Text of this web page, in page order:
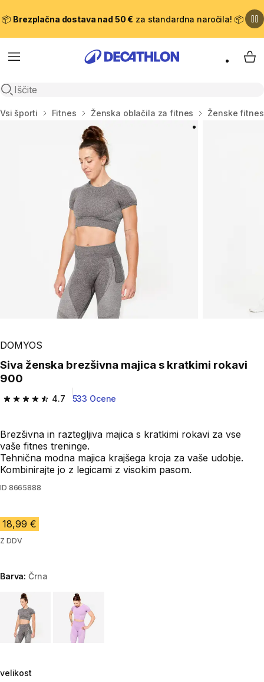
📦 Brezplačna dostava nad 50 € za standardna naročila! 📦
Meni
Odpri iskanje
Domov
Vsi športi Fitnes Ženska oblačila za fitnes Ženske
Play Video
DOMYOS
Siva ženska brezšivna majica s kratkimi rokavi
900
4.7
4.7 od 5 zvezdic from 533 ocene
533 Ocene
Brezšivna in raztegljiva majica s kratkimi rokavi za vse
vaše fitnes treninge.
Tehnična modna majica krajšega kroja za vaše udobje.
Kombinirajte jo z legicami z visokim pasom.
ID 8665888
18,99 €
Z DDV
Barva:Črna
Choose a variant
velikost